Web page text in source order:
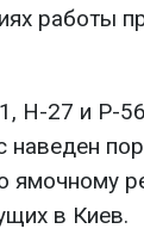
работы
Н-27 и Р-
наведен
ямочному
в Киев.